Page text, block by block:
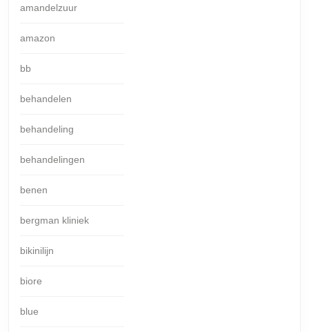
amandelzuur
amazon
bb
behandelen
behandeling
behandelingen
benen
bergman kliniek
bikinilijn
biore
blue